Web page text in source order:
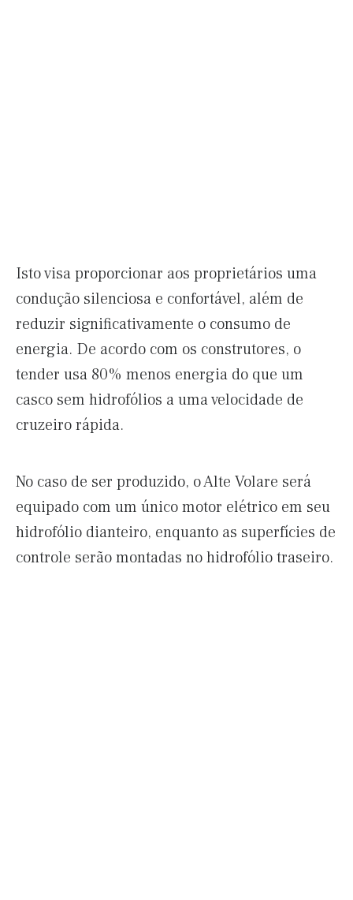
Isto visa proporcionar aos proprietários uma
condução silenciosa e confortável, além de
reduzir significativamente o consumo de
energia. De acordo com os construtores, o
tender usa 80% menos energia do que um
casco sem hidrofólios a uma velocidade de
cruzeiro rápida.
No caso de ser produzido, o Alte Volare será
equipado com um único motor elétrico em seu
hidrofólio dianteiro, enquanto as superfícies de
controle serão montadas no hidrofólio traseiro.